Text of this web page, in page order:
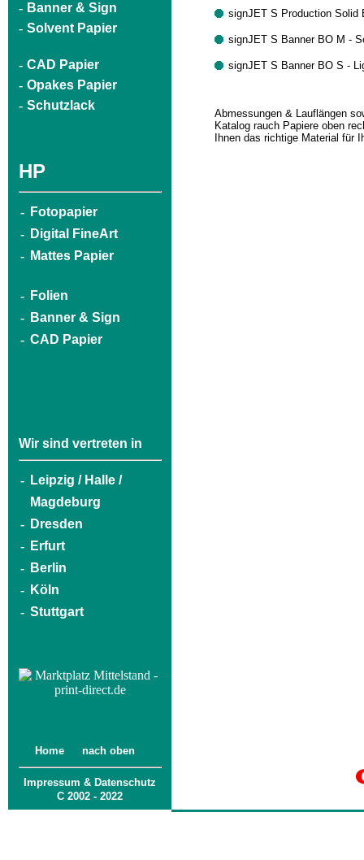
- Banner & Sign
- Solvent Papier
- CAD Papier
- Opakes Papier
- Schutzlack
HP
-
Fotopapier
-
Digital FineArt
-
Mattes Papier
-
Folien
-
Banner & Sign
- CAD Papier
Wir sind vertreten in
-
Leipzig / Halle /
Magdeburg
-
Dresden
-
Erfurt
-
Berlin
-
Köln
- Stuttgart
signJET S Production Solid
signJET S Banner BO M -
signJET S Banner BO S -
Abmessungen & Lauflängen
Katalog rauch Papiere oben
Ihnen das richtige Material für
Home nach oben
Impressum & Datenschutz
C 2002 - 2022